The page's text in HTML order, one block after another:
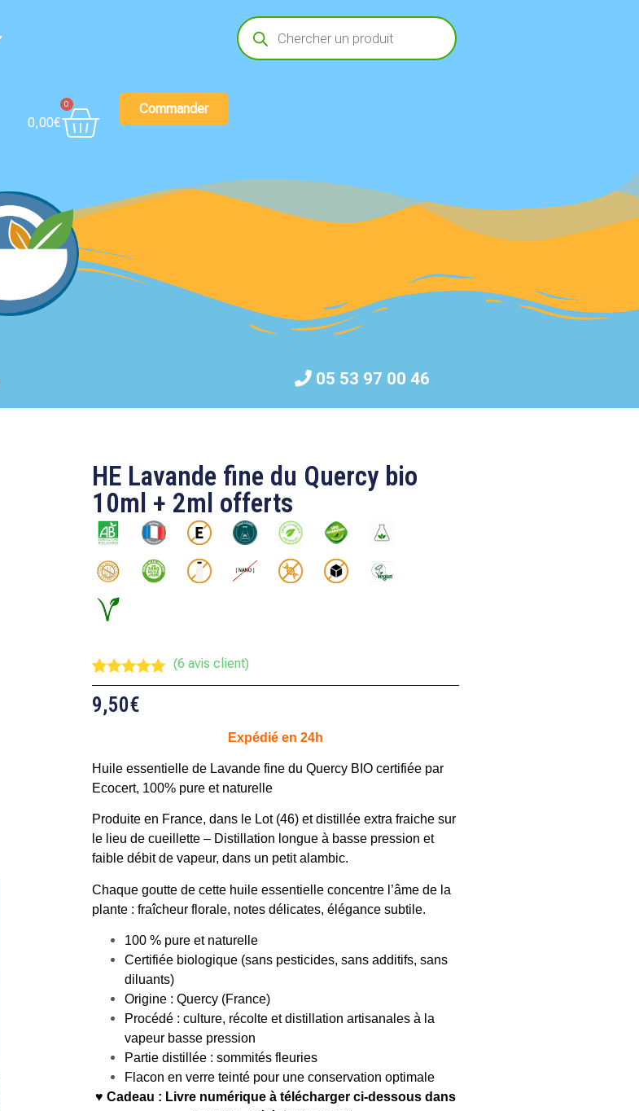
0,00€
0 Commander
05 53 97 00 46
HE Lavande fine du Quercy bio
10ml + 2ml offerts
Noté5.00
sur 5
basé sur
6
(6 avis client)
9,50€
Expédié en 24h
Huile essentielle de Lavande fine du Quercy BIO certifiée par
Ecocert, 100% pure et naturelle
Produite en France, dans le Lot (46) et distillée extra fraiche sur
le lieu de cueillette – Distillation longue à basse pression et
faible débit de vapeur, dans un petit alambic.
Chaque goutte de cette huile essentielle concentre l’âme de la
plante : fraîcheur florale, notes délicates, élégance subtile.
100 % pure et naturelle
Certifiée biologique (sans pesticides, sans additifs, sans
diluants)
Origine : Quercy (France)
Procédé : culture, récolte et distillation artisanales à la
vapeur basse pression
Partie distillée : sommités fleuries
Flacon en verre teinté pour une conservation optimale
♥ Cadeau : Livre numérique à télécharger ci-dessous dans